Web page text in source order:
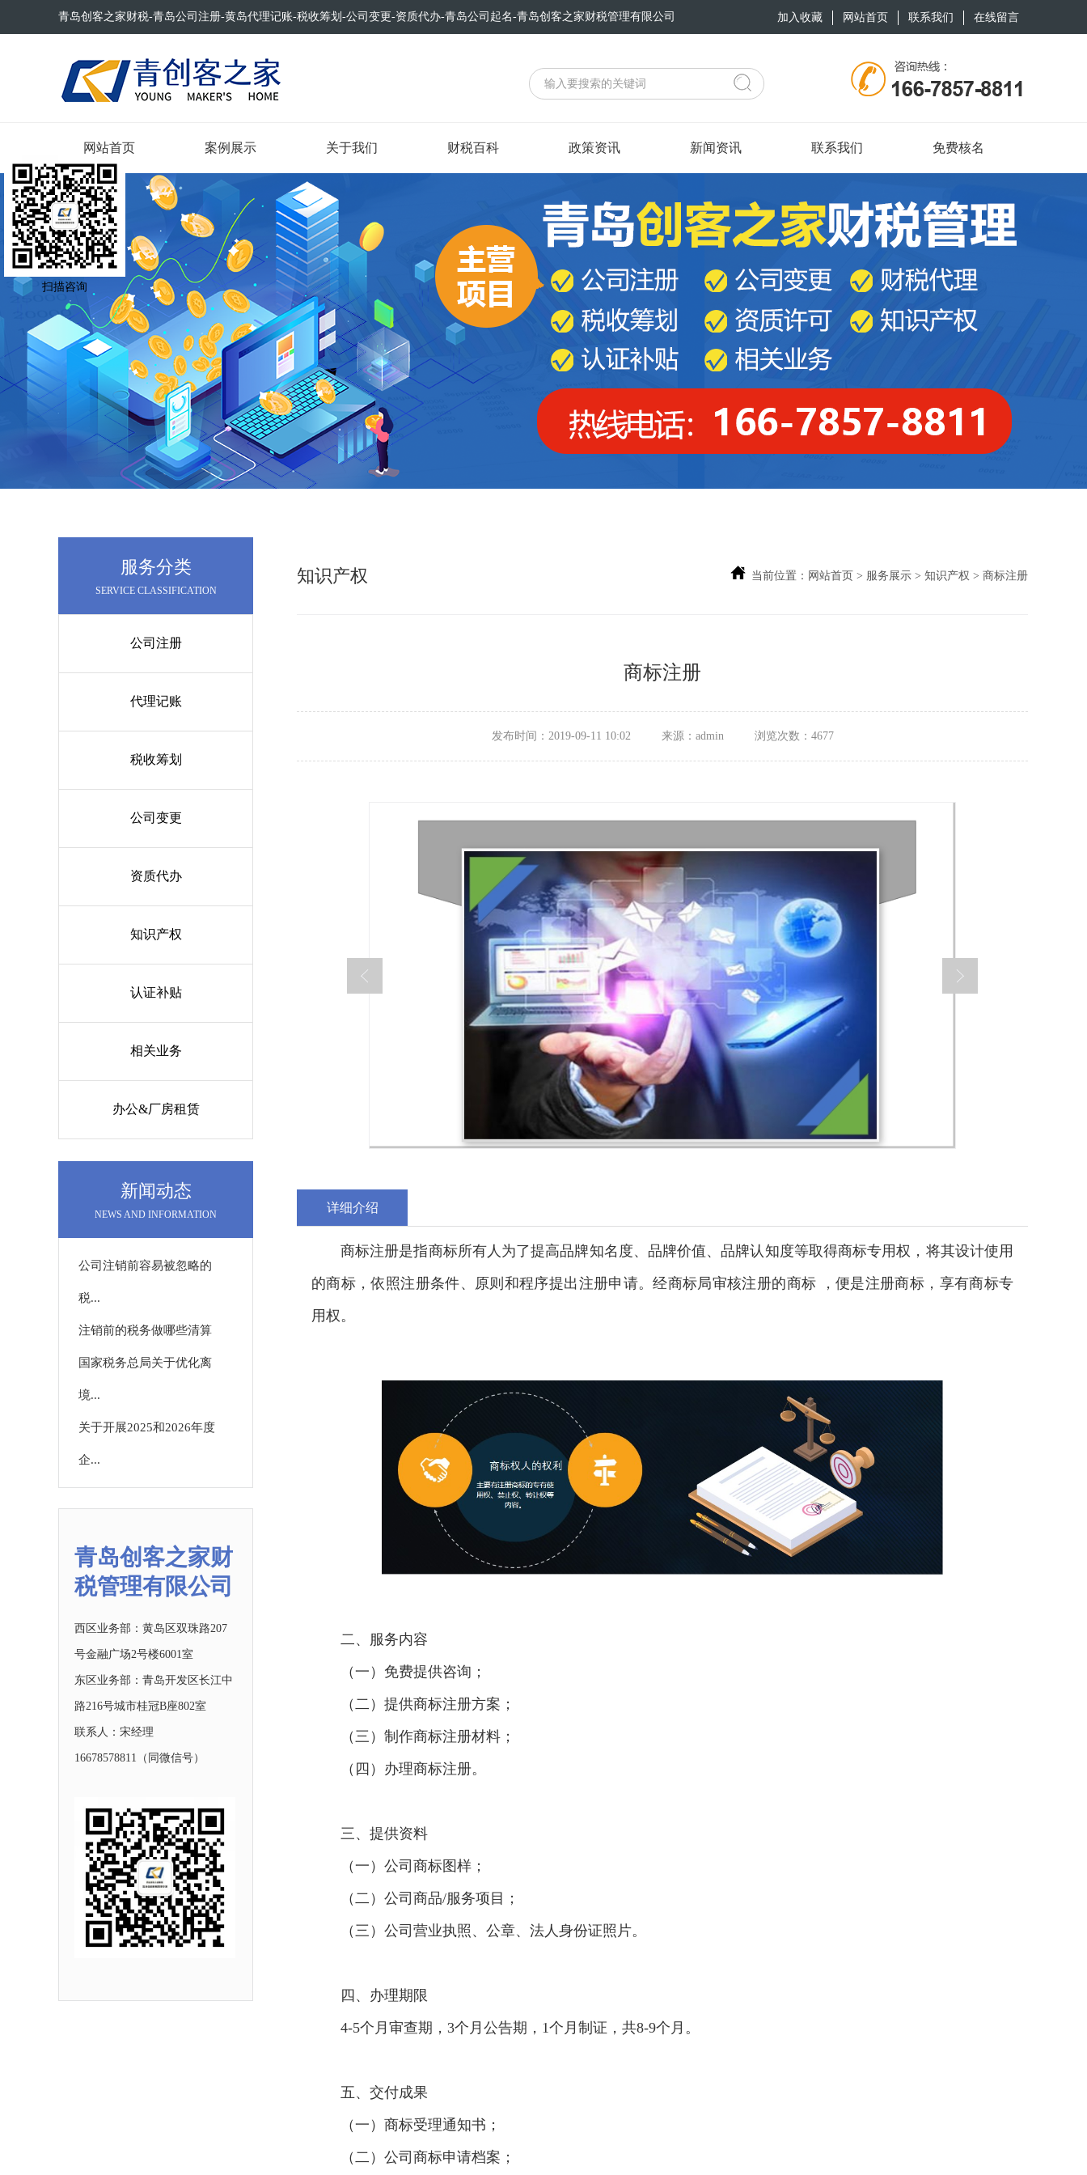
青岛创客之家财税-青岛公司注册-黄岛代理记账-税收筹划-公司变更-资质代办-青岛公司起名-青岛创客之家财税管理有限公司 加入收藏 网站首页 联系我们 在线留言
网站首页 案例展示 关于我们 财税百科 政策资讯 新闻资讯 联系我们 免费核名
服务分类
SERVICE CLASSIFICATION
公司注册
代理记账
税收筹划
公司变更
资质代办
知识产权
认证补贴
相关业务
办公&厂房租赁
新闻动态
NEWS AND INFORMATION
公司注销前容易被忽略的
税...
注销前的税务做哪些清算
国家税务总局关于优化离
境...
关于开展2025和2026年度
企...
青岛创客之家财
税管理有限公司
西区业务部：黄岛区双珠路207
号金融广场2号楼6001室
东区业务部：青岛开发区长江中
路216号城市桂冠B座802室
联系人：宋经理
16678578811 （同微信号）
知识产权 当前位置： 网站首页 > 服务展示 > 知识产权 > 商标注册
商标注册
发布时间：2019-09-11 10:02 来源：admin 浏览次数：4677
详细介绍
商标注册是指商标所有人为了提高品牌知名度、品牌价值、品牌认知度等取得商标专用权，将其设计使用
的商标，依照注册条件、原则和程序提出注册申请。经商标局审核注册的商标 ，便是注册商标，享有商标专
用权。
二、服务内容
（一）免费提供咨询；
（二）提供商标注册方案；
（三）制作商标注册材料；
（四）办理商标注册。
三、提供资料
（一）公司商标图样；
（二）公司商品/服务项目；
（三）公司营业执照、公章、法人身份证照片。
四、办理期限
4-5个月审查期，3个月公告期，1个月制证，共8-9个月。
五、交付成果
（一）商标受理通知书；
（二）公司商标申请档案；
扫描咨询